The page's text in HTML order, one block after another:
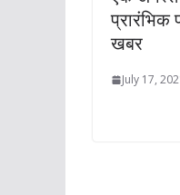
प्रारंभिक
खबर
July 17,